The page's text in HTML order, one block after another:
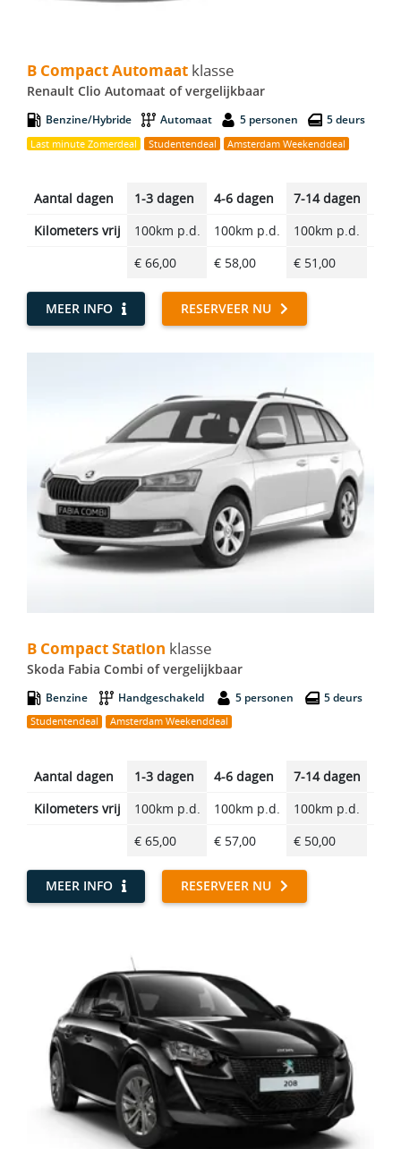
B Compact Automaat klasse
Renault Clio Automaat of vergelijkbaar
Benzine/Hybride Automaat 5 personen 5 deurs
Last minute Zomerdeal Studentendeal Amsterdam Weekenddeal
Aantal dagen 1-3 dagen 4-6 dagen 7-14 dagen
Kilometers vrij
100km p.d. 100km p.d. 100km p.d.
€ 66,00
€ 58,00 € 51,00
MEER INFO RESERVEER NU
B Compact Station klasse
Skoda Fabia Combi of vergelijkbaar
Benzine Handgeschakeld 5 personen 5 deurs
Studentendeal Amsterdam Weekenddeal
Aantal dagen 1-3 dagen 4-6 dagen 7-14 dagen
Kilometers vrij
100km p.d. 100km p.d. 100km p.d.
€ 65,00
€ 57,00 € 50,00
MEER INFO RESERVEER NU